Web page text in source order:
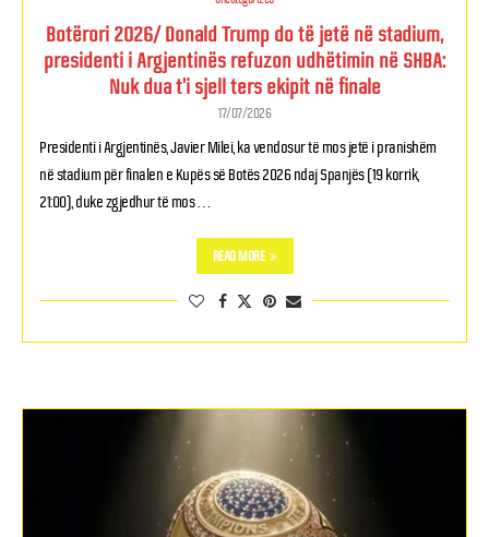
Botërori 2026/ Donald Trump do të jetë në stadium,
presidenti i Argjentinës refuzon udhëtimin në SHBA:
Nuk dua t’i sjell ters ekipit në finale
17/07/2026
Presidenti i Argjentinës, Javier Milei, ka vendosur të mos jetë i pranishëm
në stadium për finalen e Kupës së Botës 2026 ndaj Spanjës (19 korrik,
21:00), duke zgjedhur të mos …
READ MORE